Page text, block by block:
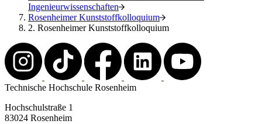
Ingenieurwissenschaften
Rosenheimer Kunststoffkolloquium
2. Rosenheimer Kunststoffkolloquium
Technische Hochschule Rosenheim
Hochschulstraße 1
83024 Rosenheim